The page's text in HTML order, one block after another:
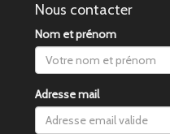
Nous contacter
Nom et prénom
Adresse mail